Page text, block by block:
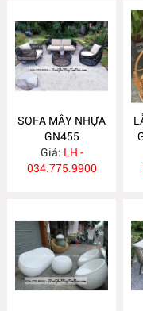
SOFA MÂY NHỰA
GN455
Giá: LH -
034.775.9900